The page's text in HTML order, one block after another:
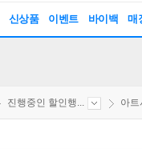
신상품 이벤트 바이백 매
진행중인 할인행... 아트